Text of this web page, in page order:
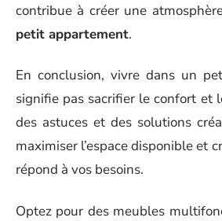
contribue à créer une
petit appartement.
En conclusion, vivre dans un
signifie pas sacrifier le confort et
des astuces et des solutions
maximiser l’espace disponible et
répond à vos besoins.
Optez pour des meubles